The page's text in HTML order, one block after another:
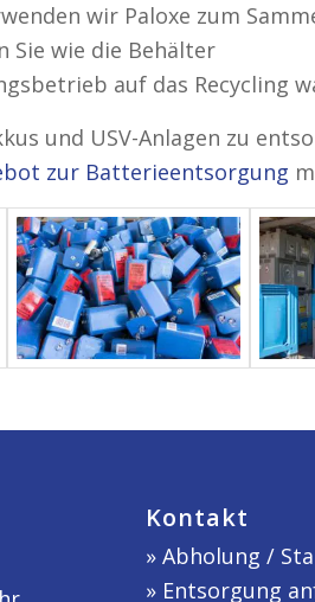
wir Paloxe zum
Sie wie die Behälter
auf das Recycling
und USV-Anlagen zu
zur Batterieentsorgung
Kontakt
» Abholung /
» Entsorgung